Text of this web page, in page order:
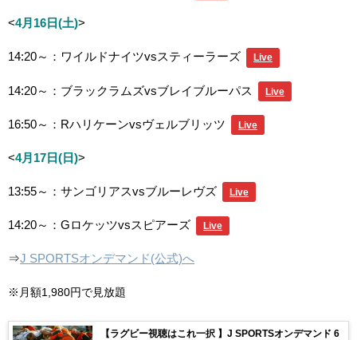
<4月16日(土)>
14:20～：ワイルドナイツvsスティーラーズ Live
14:20～：ブラックラムズvsブレイブルーパス Live
16:50～：Rハリケーンvsヴェルブリッツ Live
<4月17日(日)>
13:55～：サンゴリアスvsブルーレヴズ Live
14:20～：Gロケッツvsスピアーズ Live
⇒J SPORTSオンデマンド(公式)へ
※月額1,980円で見放題
【ラグビー視聴はこれ一択 】J SPORTSオンデマンド 6